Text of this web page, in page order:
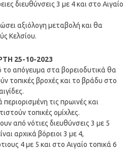
διευθύνσεις 3 με 4 και στο Αιγαίο
αξιόλογη μεταβολή και θα
Κελσίου.
25-10-2023
το απόγευμα στα βορειοδυτικά θα
τοπικές βροχές και το βράδυ στο
τις πρωινές και
τοπικές ομίχλες.
από νότιες διευθύνσεις 3 με 5
αρχικά βόρειοι 3 με 4,
4 με 5 και στο Αιγαίο τοπικά 6